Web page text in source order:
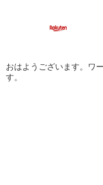
おはようございます。ワ
す。